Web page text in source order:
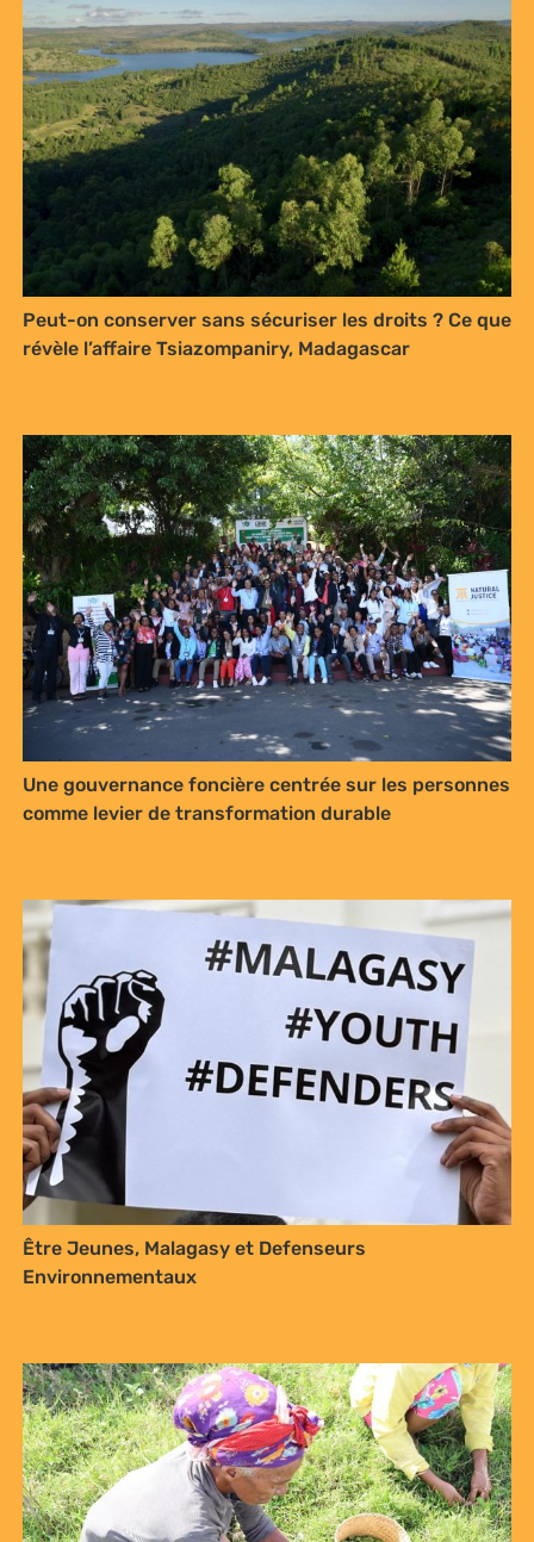
Peut-on conserver sans sécuriser les droits ? Ce que
révèle l’affaire Tsiazompaniry, Madagascar
Une gouvernance foncière centrée sur les personnes
comme levier de transformation durable
Être Jeunes, Malagasy et Defenseurs
Environnementaux
Receive our quarterly newsletter or
get blog updates. Easily unsubscribe
at any time.
YES, I WANT TO SIGN UP!
NO THANKS